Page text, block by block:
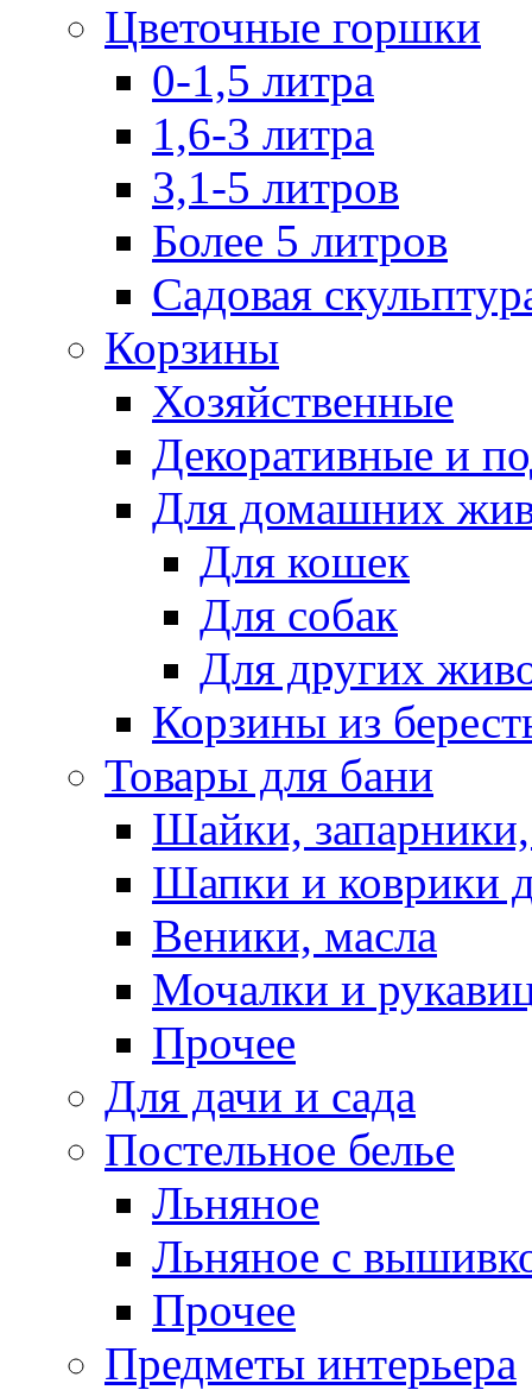
Цветочные горшки
0-1,5 литра
1,6-3 литра
3,1-5 литров
Более 5 литров
Садовая
Корзины
Хозяйственные
Декоративные и
Для домашних
Для кошек
Для собак
Для других
Корзины из
Товары для бани
Шайки,
Шапки и коврики
Веники, масла
Мочалки и
Прочее
Для дачи и сада
Постельное белье
Льняное
Льняное с
Прочее
Предметы интерьера